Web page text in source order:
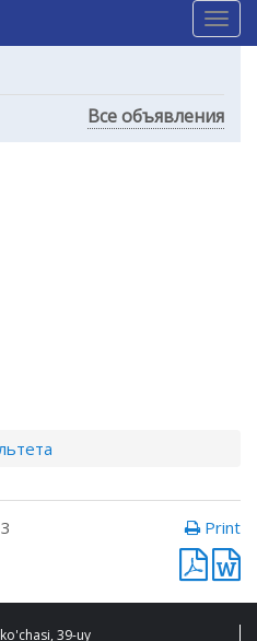
Все объявления
Print
39-uy